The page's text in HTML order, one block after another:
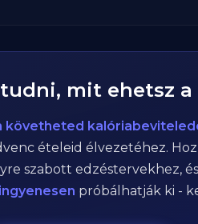
mit ehetsz a
követheted
ételeid élvezetéhez.
szabott edzéstervekhez, és
próbálhatják ki -